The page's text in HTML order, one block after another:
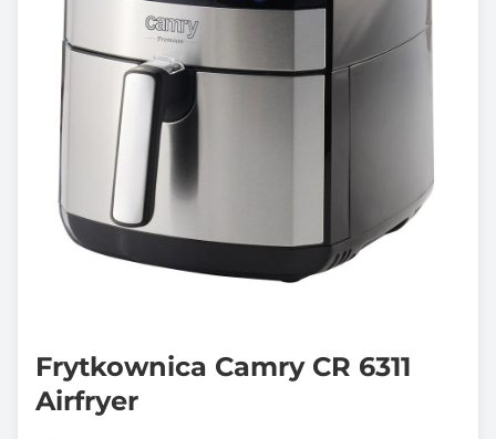
Frytkownica Camry CR 6311
Airfryer